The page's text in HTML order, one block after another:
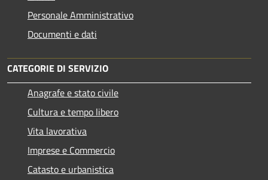
Personale Amministrativo
Documenti e dati
CATEGORIE DI SERVIZIO
Anagrafe e stato civile
Cultura e tempo libero
Vita lavorativa
Imprese e Commercio
Catasto e urbanistica